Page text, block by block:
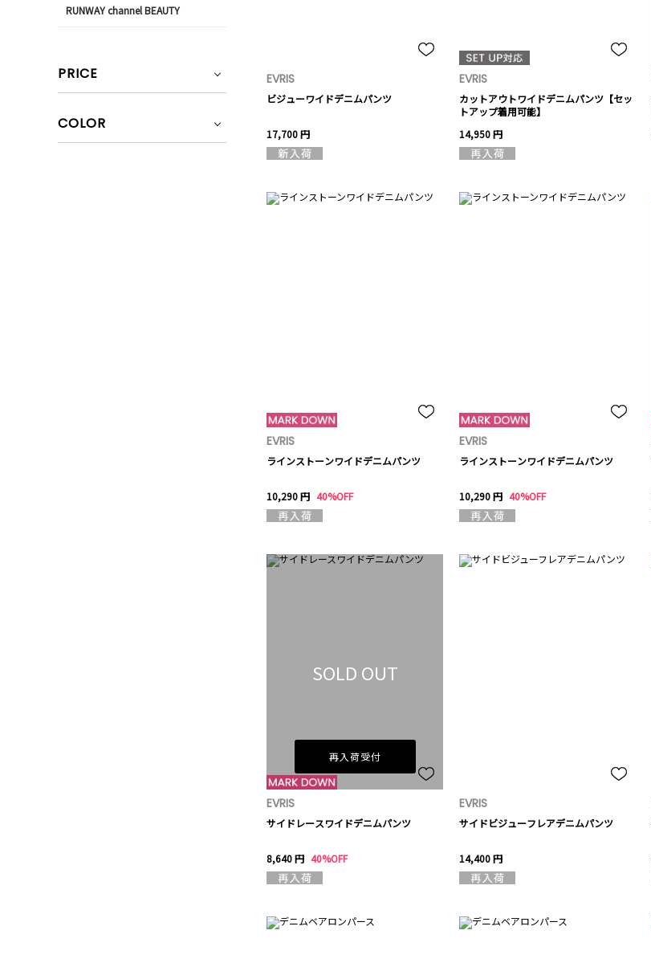
EVRIS
ビジューワイドデニムパンツ
17,700 円
EVRIS
カットアウトワイドデニムパンツ【セッ
トアップ着用可能】
14,950 円
EVRIS
ラインストーンワイドデニムパンツ
10,290 円 40%OFF
EVRIS
ラインストーンワイドデニムパンツ
10,290 円 40%OFF
SOLD OUT
再入荷受付
EVRIS
サイドレースワイドデニムパンツ
8,640 円 40%OFF
EVRIS
サイドビジューフレアデニムパンツ
14,400 円
RUNWAY channel BEAUTY
PRICE
COLOR